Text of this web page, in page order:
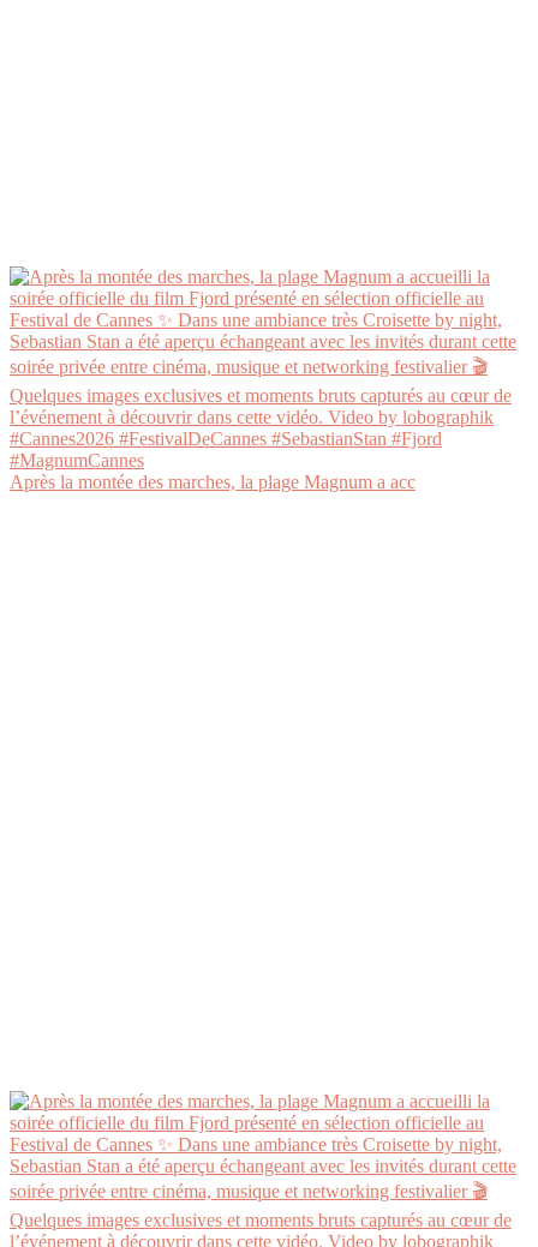
Après la montée des marches, la plage Magnum a acc